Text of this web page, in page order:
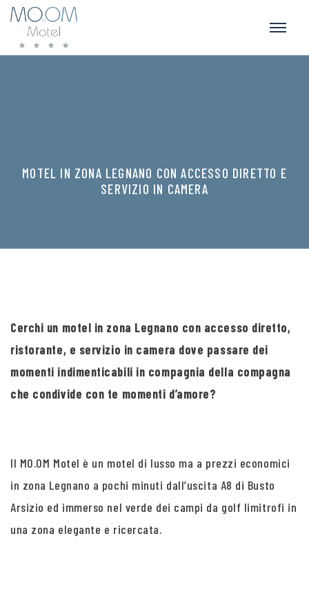
MOTEL IN ZONA LEGNANO CON ACCESSO DIRETTO E
SERVIZIO IN CAMERA
Cerchi un motel in zona Legnano con accesso diretto,
ristorante, e servizio in camera dove passare dei
momenti indimenticabili in compagnia della compagna
che condivide con te momenti d’amore?
Il MO.OM Motel è un motel di lusso ma a prezzi economici
in zona Legnano a pochi minuti dall’uscita A8 di Busto
Arsizio ed immerso nel verde dei campi da golf limitrofi in
una zona elegante e ricercata.